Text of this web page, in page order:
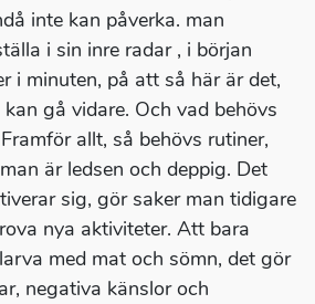
inte kan påverka. man
i sin inre radar , i början
i minuten, på att så här är det,
gå vidare. Och vad behövs
allt, så behövs rutiner,
är ledsen och deppig. Det
sig, gör saker man tidigare
nya aktiviteter. Att bara
med mat och sömn, det gör
negativa känslor och